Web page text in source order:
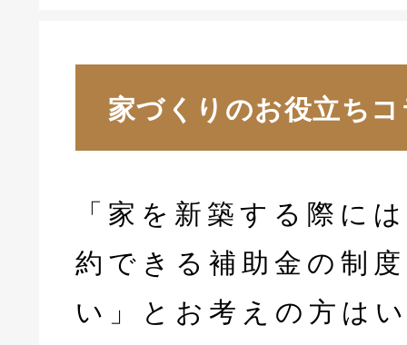
家づくりのお役立ち
「家を新築する際に
約できる補助金の制
い」とお考えの方は